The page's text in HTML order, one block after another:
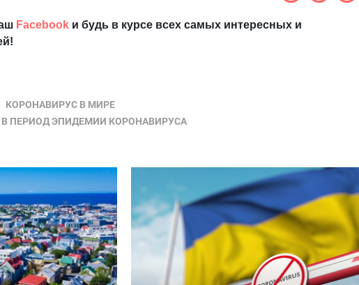
Facebook и будь в курсе всех самых интересных и
КОРОНАВИРУС В МИРЕ
ПЕРИОД ЭПИДЕМИИ КОРОНАВИРУСА